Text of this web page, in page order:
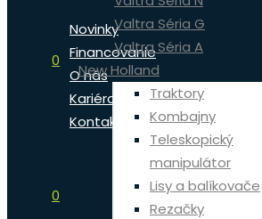
0
Novinky
Financovanie
O nás
Kariéra
Kontakt
0
Valtra Séria G
Valtra Séria A
New Holland
Traktory
Kombajny
Teleskopický
manipulátor
Lisy a balíkovače
Rezačky